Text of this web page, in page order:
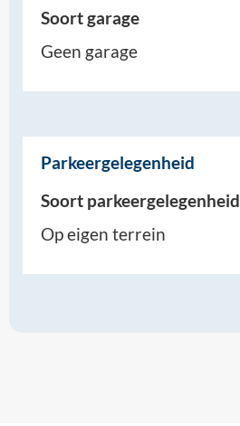
Soort garage
Geen garage
Parkeergelegenheid
Soort parkeergelegenheid
Op eigen terrein